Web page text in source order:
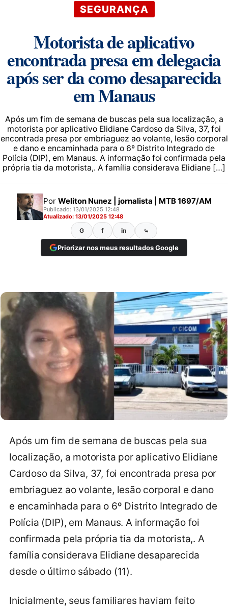
SEGURANÇA
Motorista de aplicativo
encontrada presa em delegacia
após ser da como desaparecida
em Manaus
Após um fim de semana de buscas pela sua localização, a
motorista por aplicativo Elidiane Cardoso da Silva, 37, foi
encontrada presa por embriaguez ao volante, lesão corporal
e dano e encaminhada para o 6º Distrito Integrado de
Polícia (DIP), em Manaus. A informação foi confirmada pela
própria tia da motorista,. A família considerava Elidiane […]
Por Weliton Nunez | jornalista | MTB 1697/AM
Publicado: 13/01/2025 12:48
Atualizado: 13/01/2025 12:48
G f in ⤿
Priorizar nos meus resultados Google
Após um fim de semana de buscas pela sua
localização, a motorista por aplicativo Elidiane
Cardoso da Silva, 37, foi encontrada presa por
embriaguez ao volante, lesão corporal e dano
e encaminhada para o 6º Distrito Integrado de
Polícia (DIP), em Manaus. A informação foi
confirmada pela própria tia da motorista,. A
família considerava Elidiane desaparecida
desde o último sábado (11).
Inicialmente, seus familiares haviam feito